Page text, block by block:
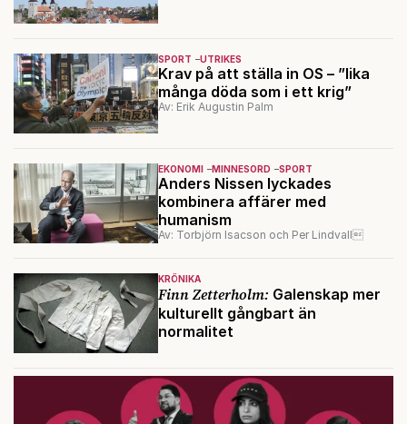
SPORT UTRIKES
Krav på att ställa in OS – ”lika
många döda som i ett krig”
Av: Erik Augustin Palm
EKONOMI MINNESORD SPORT
Anders Nissen lyckades
kombinera affärer med
humanism
Av: Torbjörn Isacson och Per Lindvall
KRÖNIKA
Finn Zetterholm: Galenskap mer
kulturellt gångbart än
normalitet